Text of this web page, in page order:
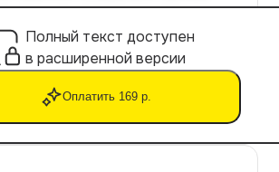
Полный текст доступен
в расширенной версии
Оплатить 169 р.